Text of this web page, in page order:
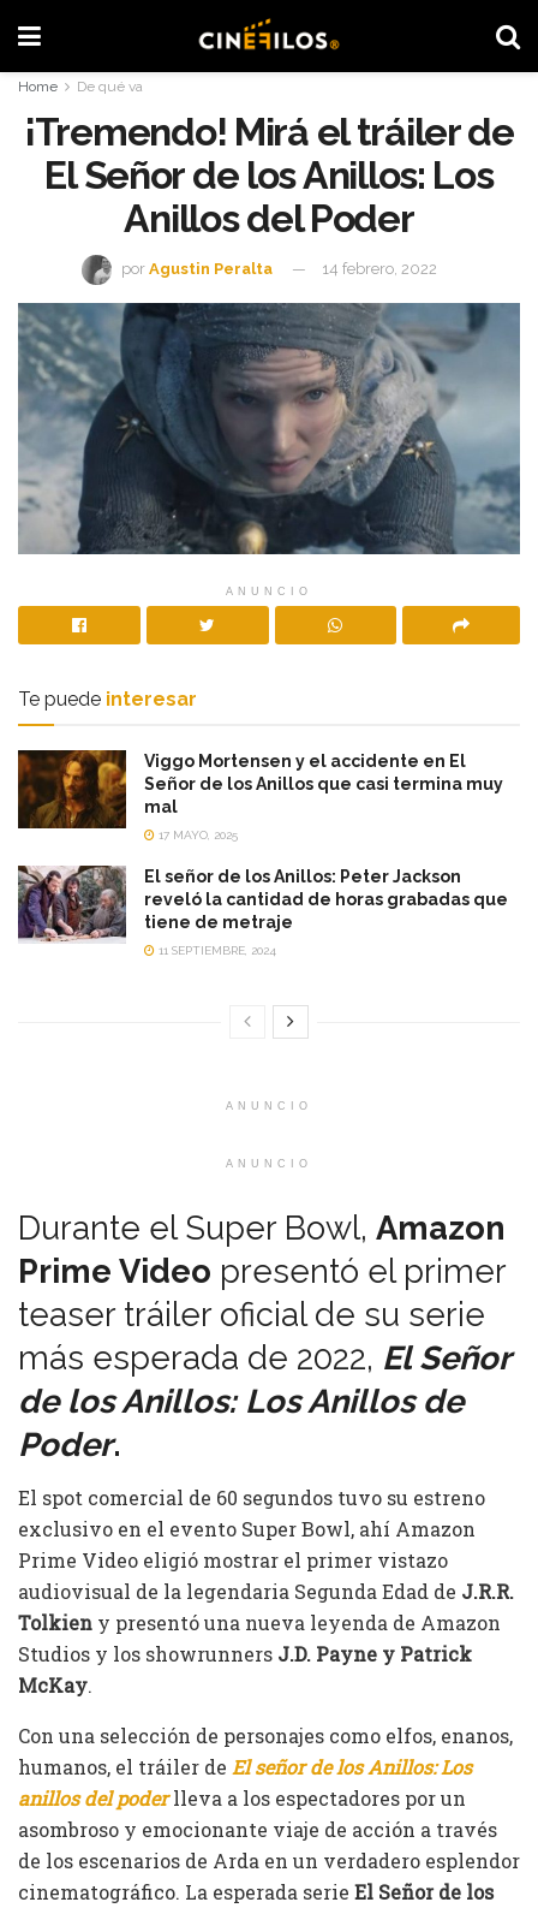
Home De qué va
¡Tremendo! Mirá el tráiler de
El Señor de los Anillos: Los
Anillos del Poder
por Agustin Peralta 14 febrero, 2022
ANUNCIO
Te puede interesar
Viggo Mortensen y el accidente en El
Señor de los Anillos que casi termina muy
mal
17 MAYO, 2025
El señor de los Anillos: Peter Jackson
reveló la cantidad de horas grabadas que
tiene de metraje
11 SEPTIEMBRE, 2024
ANUNCIO
ANUNCIO
Durante el Super Bowl, Amazon
Prime Video presentó el primer
teaser tráiler oficial de su serie
más esperada de 2022, El Señor
de los Anillos: Los Anillos de
Poder.
El spot comercial de 60 segundos tuvo su estreno
exclusivo en el evento Super Bowl, ahí Amazon
Prime Video eligió mostrar el primer vistazo
audiovisual de la legendaria Segunda Edad de J.R.R.
Tolkien y presentó una nueva leyenda de Amazon
Studios y los showrunners J.D. Payne y Patrick
McKay.
Con una selección de personajes como elfos, enanos,
humanos, el tráiler de El señor de los Anillos: Los
anillos del poderlleva a los espectadores por un
asombroso y emocionante viaje de acción a través
de los escenarios de Arda en un verdadero esplendor
cinematográfico. La esperada serie El Señor de los